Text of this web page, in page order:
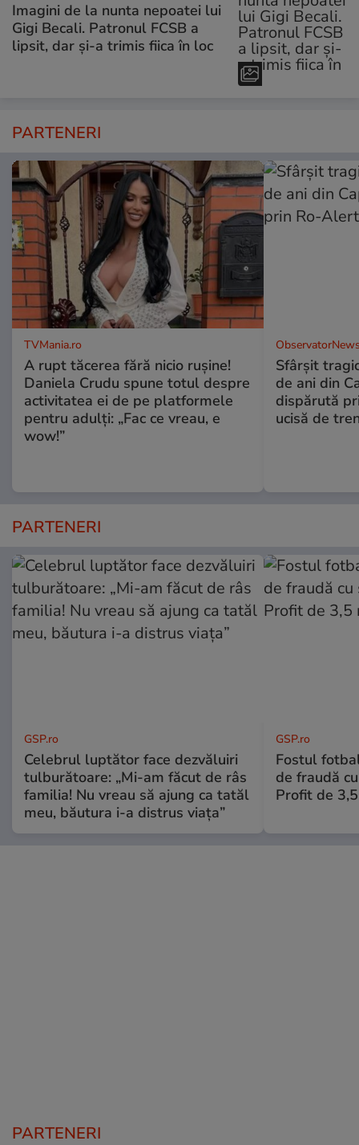
Imagini de la nunta nepoatei lui
Gigi Becali. Patronul FCSB a
lipsit, dar și-a trimis fiica în loc
PARTENERI
TVMania.ro
A rupt tăcerea fără nicio rușine!
Daniela Crudu spune totul despre
activitatea ei de pe platformele
pentru adulți: „Fac ce vreau, e
wow!”
Sfârşit
de ani din
dispărută
ucisă de
PARTENERI
GSP.ro
Celebrul luptător face dezvăluiri
tulburătoare: „Mi-am făcut de râs
familia! Nu vreau să ajung ca tatăl
meu, băutura i-a distrus viața”
GSP.ro
Fostul
de fraudă
Profit de
PARTENERI